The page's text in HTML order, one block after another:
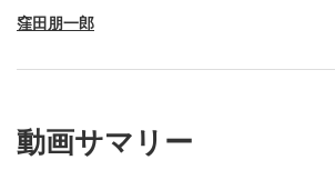
動画再生エリアをクリックすると、動画
一時停止します。
窪田朋一郎
動画サマリー